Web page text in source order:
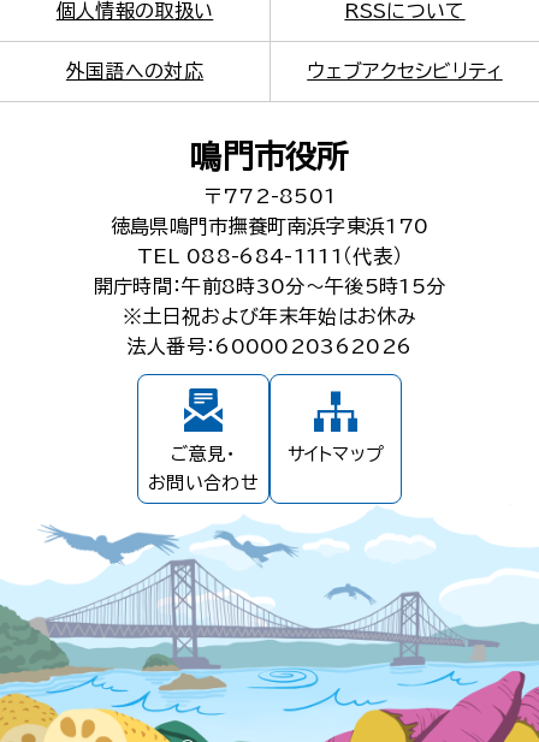
個人情報の取扱い RSSについて
外国語への対応 ウェブアクセシビリティ
鳴門市役所
〒772-8501
徳島県鳴門市撫養町南浜字東浜170
TEL 088-684-1111（代表）
開庁時間：午前8時30分～午後5時15分
※土日祝および年末年始はお休み
法人番号：6000020362026
ご意見・
お問い合わせ
サイトマップ